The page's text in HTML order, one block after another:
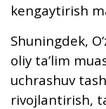
kengaytirish
Shuningdek,
oliy ta’lim
uchrashuv
rivojlantirish,